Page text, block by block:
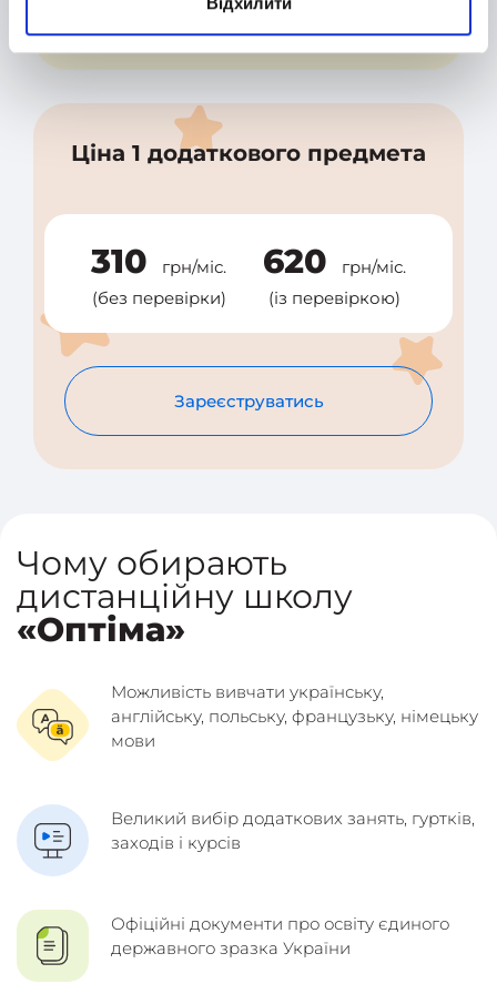
Ціна 1 додаткового предмета
310
грн/міс.
(без перевірки)
620
грн/міс.
(із перевіркою)
Зареєструватись
Чому обирають
дистанційну школу
«Оптіма»
Можливість вивчати українську,
англійську, польську, французьку, німецьку
мови
Великий вибір додаткових занять, гуртків,
заходів і курсів
Офіційні документи про освіту єдиного
державного зразка України